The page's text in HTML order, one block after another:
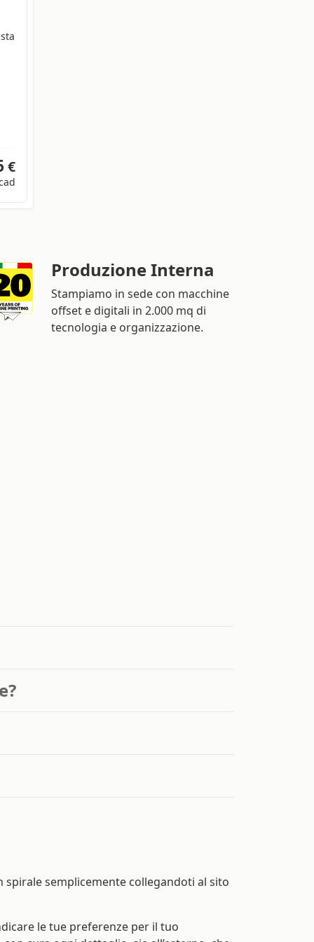
€
Produzione Interna
Stampiamo in sede con macchine
offset e digitali in 2.000 mq di
tecnologia e organizzazione.
semplicemente collegandoti al sito
le tue preferenze per il tuo